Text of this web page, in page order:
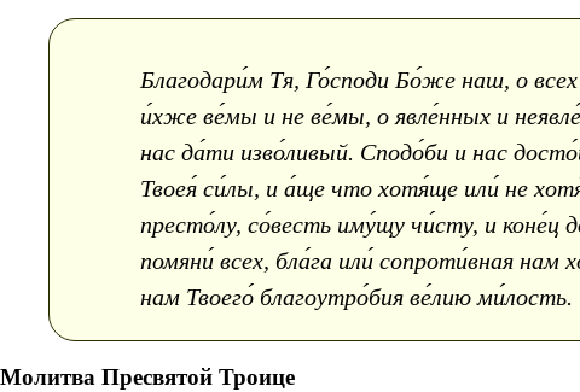
Благодари́м Тя, Го́споди Бо́же наш, о
и́хже ве́мы и не ве́мы, о явле́нных и
нас да́ти изво́ливый. Сподо́би и нас
Твоея́ си́лы, и а́ще что хотя́ще или́ не
престо́лу, со́весть иму́щу чи́сту, и коне́ц
помяни́ всех, бла́га или́ сопроти́вная
нам Твоего́ благоутро́бия ве́лию ми́лость.
Молитва Пресвятой Троице